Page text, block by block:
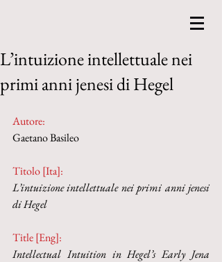
L’intuizione intellettuale nei
primi anni jenesi di Hegel
Autore:
Gaetano Basileo
Titolo [Ita]:
L’intuizione intellettuale nei primi anni jenesi
di Hegel
Title [Eng]:
Intellectual Intuition in Hegel’s Early Jena